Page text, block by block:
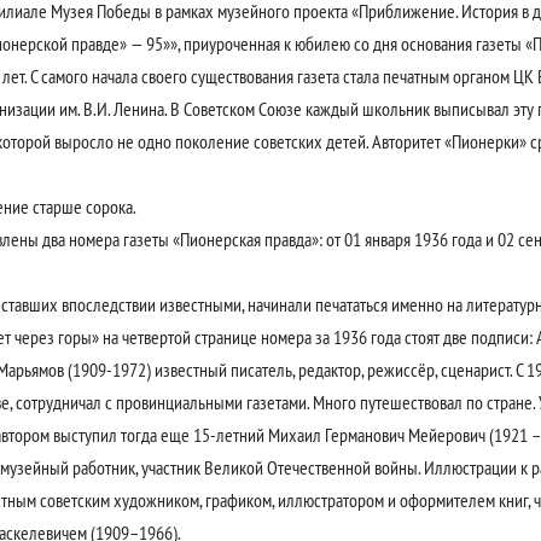
Музея Победы в рамках музейного проекта «Приближение. История в
правде» — 95»», приуроченная к юбилею со дня основания газеты
С самого начала своего существования газета стала печатным органом
им. В.И. Ленина. В Советском Союзе каждый школьник выписывал эту
выросло не одно поколение советских детей. Авторитет «Пионерки»
старше сорока.
два номера газеты «Пионерская правда»: от 01 января 1936 года и 02
впоследствии известными, начинали печататься именно на
через горы» на четвертой странице номера за 1936 года стоят две
(1909-1972) известный писатель, редактор, режиссёр, сценарист. С
сотрудничал с провинциальными газетами. Много путешествовал по стране.
выступил тогда еще 15-летний Михаил Германович Мейерович (1921
работник, участник Великой Отечественной войны. Иллюстрации к
советским художником, графиком, иллюстратором и оформителем
(1909–1966).